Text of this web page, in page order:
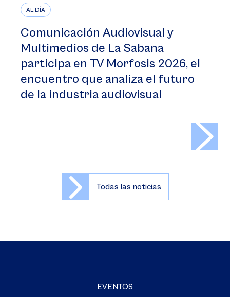
AL DÍA
Comunicación Audiovisual y
Multimedios de La Sabana
participa en TV Morfosis 2026, el
encuentro que analiza el futuro
de la industria audiovisual
Todas las noticias
EVENTOS